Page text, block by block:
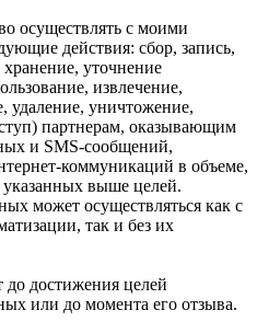
осуществлять с моими
действия: сбор, запись,
уточнение
извлечение,
удаление, уничтожение,
партнерам, оказывающим
и SMS‑сообщений,
в объеме,
выше целей.
может осуществляться как с
так и без их
до достижения целей
или до момента его отзыва.